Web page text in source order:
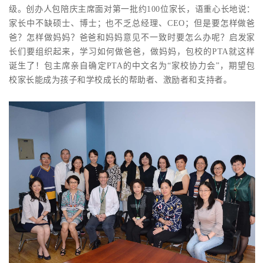
级。创办人包陪庆主席面对第一批约100位家长，语重心长地说：
家长中不缺硕士、博士；也不乏总经理、CEO；但是要怎样做爸
爸？怎样做妈妈？爸爸和妈妈意见不一致时要怎么办呢？启发家
长们要组织起来，学习如何做爸爸，做妈妈，包校的PTA就这样
诞生了！包主席亲自确定PTA的中文名为“家校协力会”，期望包
校家长能成为孩子和学校成长的帮助者、激励者和支持者。